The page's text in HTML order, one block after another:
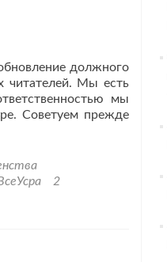
должного
читателей. Мы есть
мы
Советуем прежде
2